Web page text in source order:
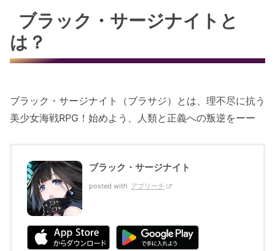
ブラック・サージナイトと
は？
ブラック・サージナイト（ブラサジ）とは、理不尽に抗う
美少女海戦RPG！始めよう、人類と正義への叛逆をーー
ブラック・サージナイト
posted with アプリーチ